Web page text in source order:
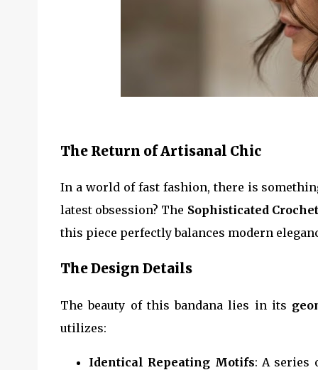
The Return of Artisanal Chic
In a world of fast fashion, there is
latest obsession? The Sophisticated
this piece perfectly balances modern
The Design Details
The beauty of this bandana lies in its
utilizes:
Identical Repeating Motifs: A series